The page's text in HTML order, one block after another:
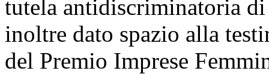
tutela antidiscriminatoria
inoltre dato spazio alla
del Premio Imprese